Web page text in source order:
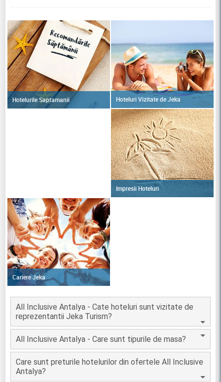
Hotelurile Saptamanii Hoteluri Vizitate de Jeka
Impresii Hoteluri
Cariere Jeka
All Inclusive Antalya - Cate hoteluri sunt vizitate de
reprezentantii Jeka Turism?
All Inclusive Antalya - Care sunt tipurile de masa?
Care sunt preturile hotelurilor din ofertele All Inclusive
Antalya?